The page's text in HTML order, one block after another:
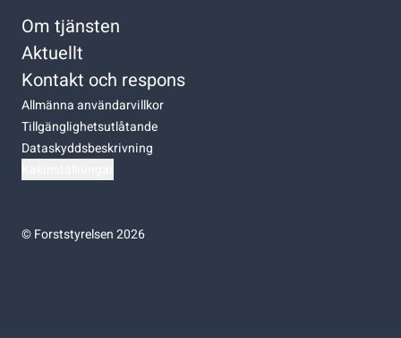
Om tjänsten
Aktuellt
Kontakt och respons
Allmänna användarvillkor
Tillgänglighetsutlåtande
Dataskyddsbeskrivning
©Forststyrelsen 2026